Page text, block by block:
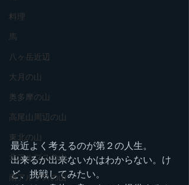
料理
馬
八ヶ岳近辺
大月の山
奥多摩の山
高尾山周辺の山
東北の山
北アルプスの山
南アルプスの山
最近よく考えるのが第２の人生。
出来るか出来ないかはわからない。け
ど、挑戦してみたい。